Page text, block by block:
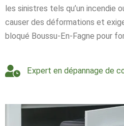
les sinistres tels qu’un incendie
causer des déformations et
bloqué Boussu-En-Fagne pour
Expert en dépannage de